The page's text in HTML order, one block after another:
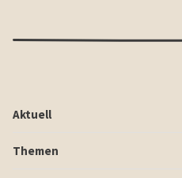
Aktuell
Themen